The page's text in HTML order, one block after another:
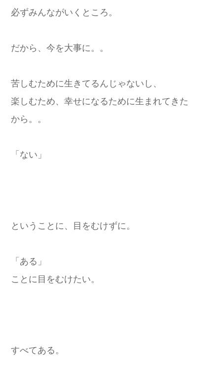
必ずみんながいくところ。
だから、今を大事に。。
苦しむために生きてるんじゃないし、
楽しむため、幸せになるために生まれてきた
から。。
「ない」
ということに、目をむけずに。
「ある」
ことに目をむけたい。
すべてある。